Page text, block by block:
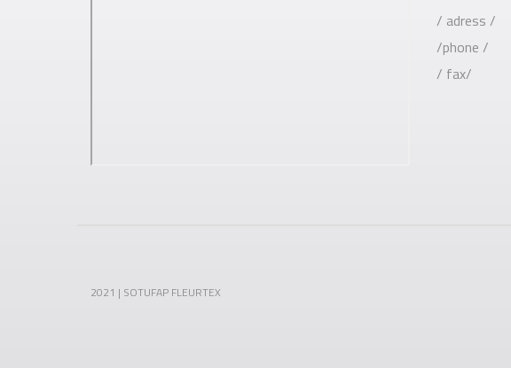
/ adress /
/phone /
/ fax/
2021 | SOTUFAP FLEURTEX